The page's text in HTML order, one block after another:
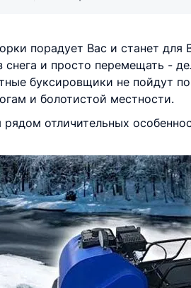
порадует Вас и станет
и просто перемещать -
буксировщики не пойдут
и болотистой местности.
отличительных